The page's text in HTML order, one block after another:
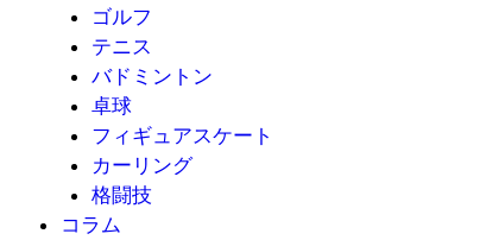
ゴルフ
テニス
バドミントン
卓球
フィギュアスケート
カーリング
格闘技
コラム